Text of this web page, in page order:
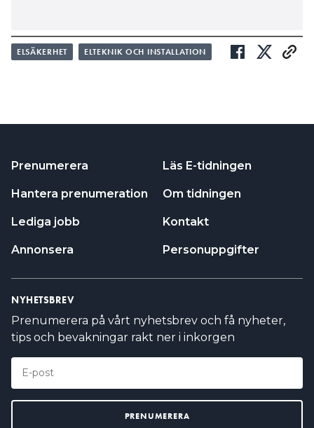
LÄS OCKSÅ:
”BILEDAREN KAN SKYDDSJORDAS, MEN INTE
ARTIKELN I KORTHET
Då infördes rosa för funktionsjord
Funktionsjord kan vara till för att skydda känslig
Okunskap om funktionsjord – många skyddsjordar i
stället
Då infördes rosa för
funktionsjord
När standarden SS-EN 60445 ändrades 2018 kom
ELSÄKERHET ELTEKNIK OCH INSTALLATION
Prenumerera
Hantera prenumeration
Lediga jobb
Annonsera
Läs E-tidningen
Om tidningen
Kontakt
Personuppgifter
NYHETSBREV
Prenumerera på vårt nyhetsbrev och få nyheter,
tips och bevakningar rakt ner i inkorgen